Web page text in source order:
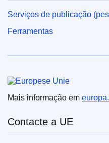
Serviços de publicação
Ferramentas
Mais informação em
Contacte a UE